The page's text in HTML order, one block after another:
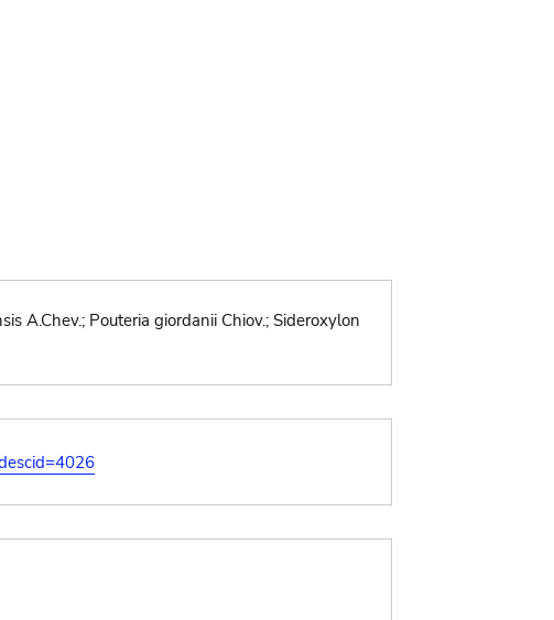
A.Chev.; Pouteria giordanii Chiov.; Sideroxylon